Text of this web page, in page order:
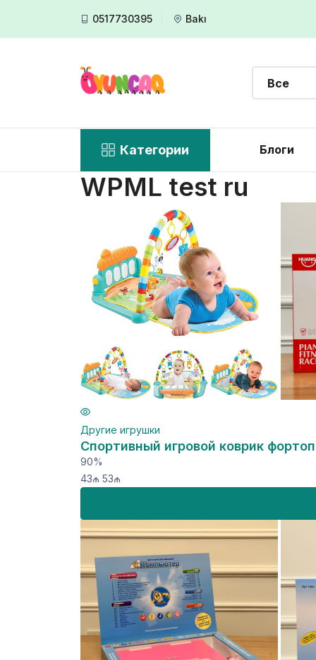
0517730395 Bakı
Категории Блоги
WPML test ru
Другие игрушки
Спортивный игровой коврик
90%
43₼ 53₼